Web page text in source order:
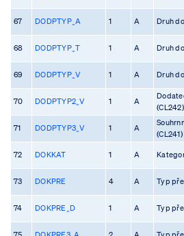
67 DODPTYP_A 1 A Druh
68 DODPTYP_T 1 A Druh
69 DODPTYP_V 1 A Druh
70 DODPTYP2_V 1 A
(CL242)
71 DODPTYP3_V 1 A
(CL241)
72 DOKKAT 1 A
73 DOKPRE 4 A Typ
74 DOKPRE_D 1 A Typ